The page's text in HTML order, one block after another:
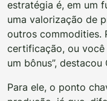
estratégia é, em um
uma valorização de
outros commodities.
certificação, ou
um bônus”, destacou
Para ele, o ponto